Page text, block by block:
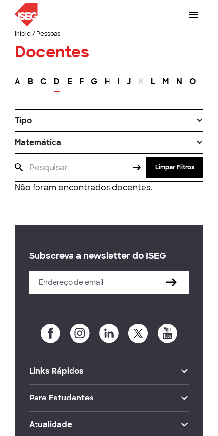
Início/ Pessoas
Docentes
A B C D E F G H I J K L M N O
Tipo
Matemática
Limpar Filtros
Não foram encontrados docentes.
Subscreva a newsletter do ISEG
Links Rápidos
Para Estudantes
Atualidade